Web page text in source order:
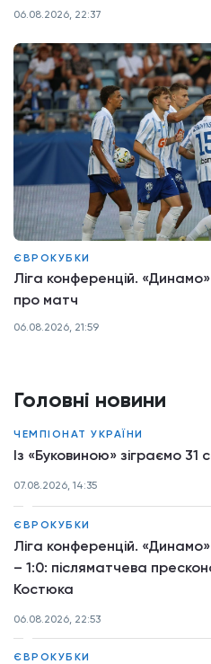
Головні новини
ЧЕМПІОНАТ УКРАЇНИ
Із «Буковиною» зіграємо 31
07.08.2026, 14:35
ЄВРОКУБКИ
Ліга конференцій.
– 1:0: післяматчева
Костюка
06.08.2026, 22:53
ЄВРОКУБКИ
06.08.2026, 22:37
ЄВРОКУБКИ
Ліга конференцій.
про матч
06.08.2026, 21:59